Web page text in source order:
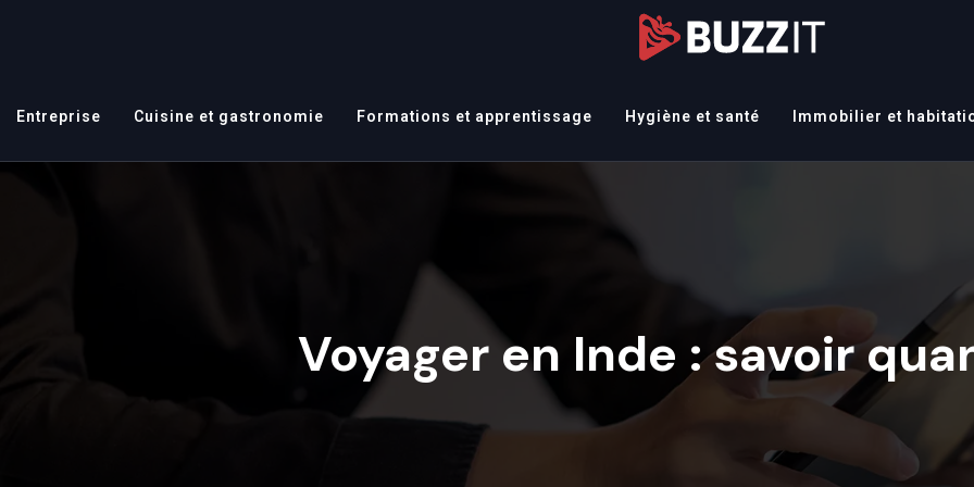
Entreprise Cuisine et gastronomie Formations et apprentissage Hygiène et santé Immobilier et
Voyager en Inde : savoir